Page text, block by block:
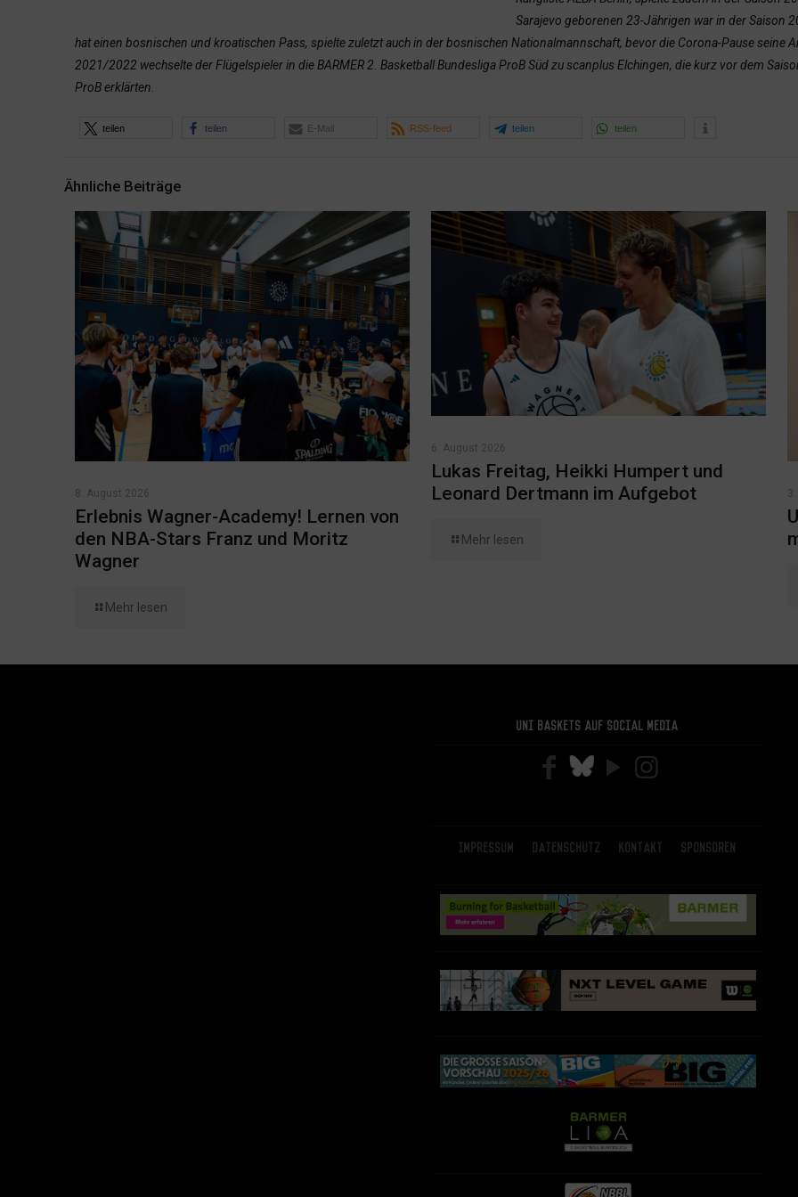
Sarajevo geborenen 23-Jährigen war in der Saison
hat einen bosnischen und kroatischen Pass, spielte zuletzt auch in der bosnischen Nationalmannschaft, bevor die Corona-Pause seine
2021/2022 wechselte der Flügelspieler in die BARMER 2. Basketball Bundesliga ProB Süd zu scanplus Elchingen, die kurz vor dem
ProB erklärten.
teilen teilen E-Mail RSS-feed teilen teilen
Ähnliche Beiträge
8. August 2026
Erlebnis Wagner-Academy! Lernen von
den NBA-Stars Franz und Moritz
Wagner
Mehr lesen
6. August 2026
Lukas Freitag, Heikki Humpert und
Leonard Dertmann im Aufgebot
Mehr lesen
Uni Baskets auf Social Media
Impressum Datenschutz Kontakt Sponsoren